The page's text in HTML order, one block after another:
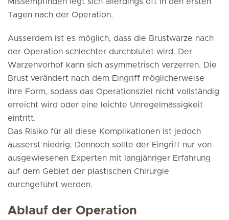
Tagen nach der Operation.
Ausserdem ist es möglich, dass die Brustwarze nach
der Operation schlechter durchblutet wird. Der
Warzenvorhof kann sich asymmetrisch verzerren. Die
Brust verändert nach dem Eingriff möglicherweise
ihre Form, sodass das Operationsziel nicht vollständig
erreicht wird oder eine leichte Unregelmässigkeit
eintritt.
Das Risiko für all diese Komplikationen ist jedoch
äusserst niedrig. Dennoch sollte der Eingriff nur von
ausgewiesenen Experten mit langjähriger Erfahrung
auf dem Gebiet der plastischen Chirurgie
durchgeführt werden.
Ablauf der Operation